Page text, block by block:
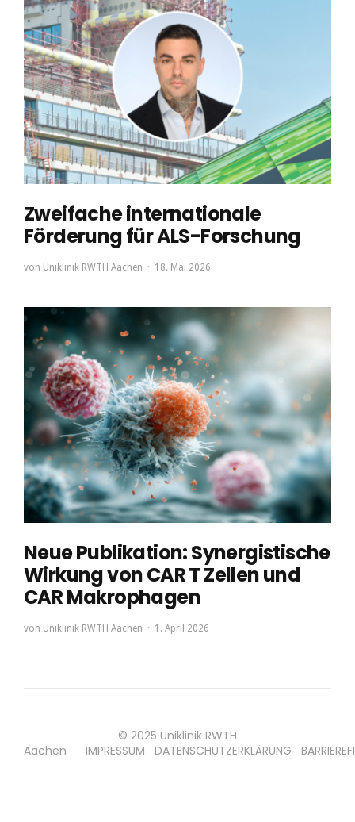
Zweifache internationale
Förderung für ALS-Forschung
von Uniklinik RWTH Aachen 18. Mai 2026
Neue Publikation: Synergistische
Wirkung von CAR T Zellen und
CAR Makrophagen
von Uniklinik RWTH Aachen 1. April 2026
© 2025 Uniklinik RWTH
Aachen IMPRESSUM DATENSCHUTZERKLÄRUNG